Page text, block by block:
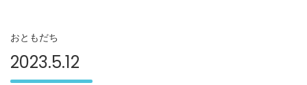
おともだち
2023.5.12